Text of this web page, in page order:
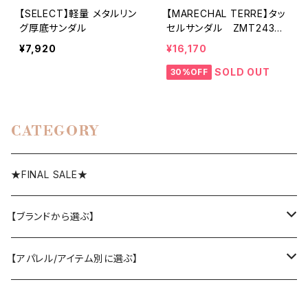
【SELECT】軽量 メタルリン
グ厚底サンダル
¥7,920
【MARECHAL TERRE】タッ
セルサンダル ZMT243SH
224
¥16,170
30%OFF SOLD OUT
CATEGORY
★FINAL SALE★
【ブランドから選ぶ】
SELECT／ORIGINAL
【アパレル/アイテム別に選ぶ】